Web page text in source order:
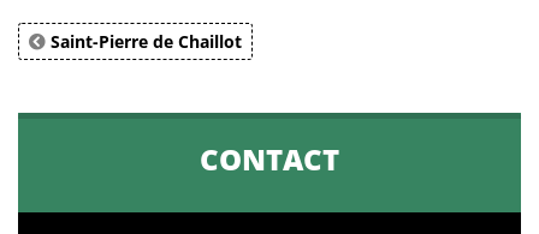
Saint-Pierre de Chaillot
CONTACT